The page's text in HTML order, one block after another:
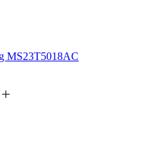
MS23T5018AC